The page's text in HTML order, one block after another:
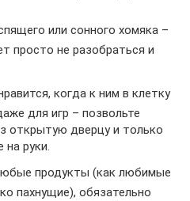
или сонного хомяка –
просто не разобраться и
когда к ним в клетку
для игр – позвольте
открытую дверцу и только
на руки.
продукты (как любимые
пахнущие), обязательно